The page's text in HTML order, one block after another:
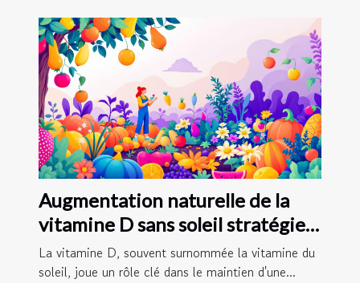
Augmentation naturelle de la
vitamine D sans soleil stratégies
alimentaires et compléments
La vitamine D, souvent surnommée la vitamine du
soleil, joue un rôle clé dans le maintien d'une...